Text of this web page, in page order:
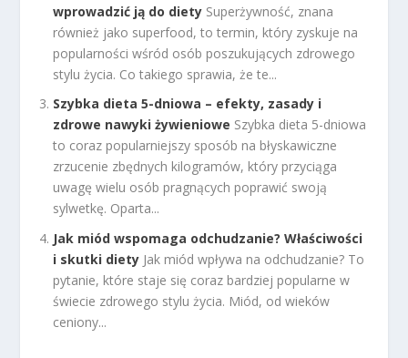
wprowadzić ją do diety Superżywność, znana
również jako superfood, to termin, który zyskuje na
popularności wśród osób poszukujących zdrowego
stylu życia. Co takiego sprawia, że te...
Szybka dieta 5-dniowa – efekty, zasady i
zdrowe nawyki żywieniowe Szybka dieta 5-dniowa
to coraz popularniejszy sposób na błyskawiczne
zrzucenie zbędnych kilogramów, który przyciąga
uwagę wielu osób pragnących poprawić swoją
sylwetkę. Oparta...
Jak miód wspomaga odchudzanie? Właściwości
i skutki diety Jak miód wpływa na odchudzanie? To
pytanie, które staje się coraz bardziej popularne w
świecie zdrowego stylu życia. Miód, od wieków
ceniony...